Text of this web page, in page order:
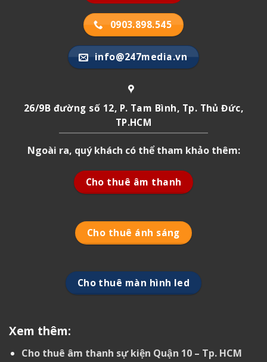
0903.898.545
info@247media.vn
26/9B đường số 12, P. Tam Bình, Tp. Thủ Đức,
TP.HCM
Ngoài ra, quý khách có thể tham khảo thêm:
Cho thuê âm thanh
Cho thuê ánh sáng
Cho thuê màn hình led
Xem thêm:
Cho thuê âm thanh sự kiện Quận 10 – Tp. HCM